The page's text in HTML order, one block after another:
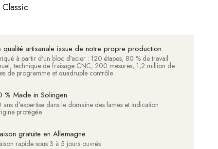
qualité artisanale issue de notre propre production
à partir d'un bloc d'acier : 120 étapes, 80 % de travail
technique de fraisage CNC, 200 mesures, 1,2 million de
de programme et quadruple contrôle.
% Made in Solingen
d'expertise dans le domaine des lames et indication
protégée
gratuite en Allemagne
rapide sous 3 à 5 jours ouvrés